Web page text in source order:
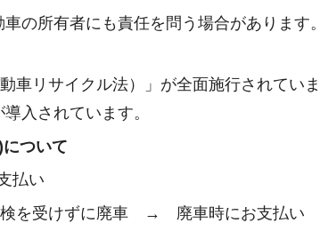
の所有者にも責任を問う場合があります
リサイクル法）」が全面施行されていま
入されています。
ついて
払い
検を受けずに廃車 → 廃車時にお支払い